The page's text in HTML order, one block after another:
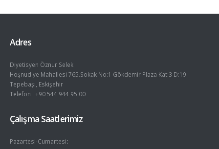
Adres
Diyetisyen Öznur Selek
Hoşnudiye Mahallesi 765.Sokak No:1 Gökdemir Plaza Kat:3 D:19
Tepebaşı, Eskişehir
Telefon : +90 544 944 95 00
Çalışma Saatlerimiz
Pazartesi-Cumartesi